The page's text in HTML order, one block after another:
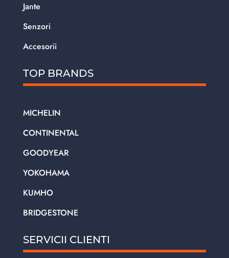
Jante
Senzori
Accesorii
TOP BRANDS
MICHELIN
CONTINENTAL
GOODYEAR
YOKOHAMA
KUMHO
BRIDGESTONE
SERVICII CLIENTI